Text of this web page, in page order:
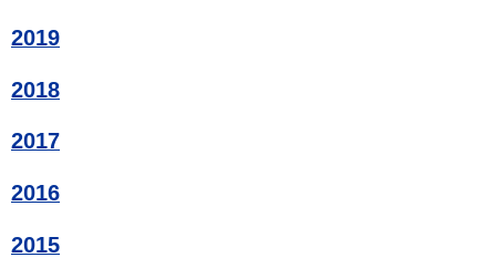
2019
2018
2017
2016
2015